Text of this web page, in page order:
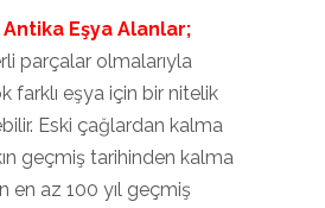
Eşya Alanlar;
parçalar olmalarıyla
farklı eşya için bir nitelik
Eski çağlardan kalma
geçmiş tarihinden kalma
en az 100 yıl geçmiş